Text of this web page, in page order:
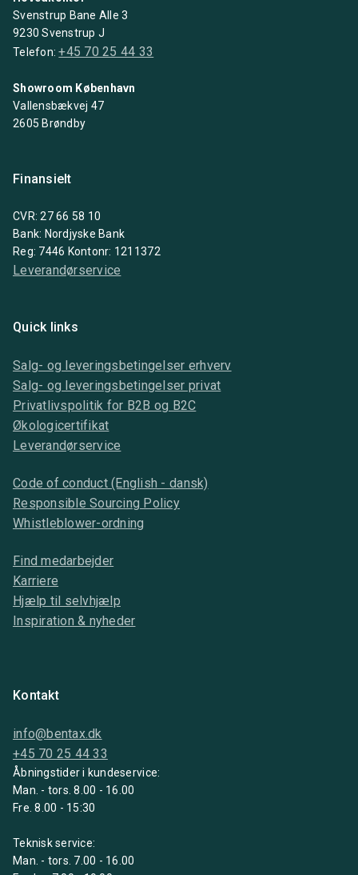
Svenstrup Bane Alle 3
9230 Svenstrup J
Telefon:+45 70 25 44 33
Showroom København
Vallensbækvej 47
2605 Brøndby
Finansielt
CVR: 27 66 58 10
Bank: Nordjyske Bank
Reg: 7446 Kontonr: 1211372
Leverandørservice
Quick links
Salg- og leveringsbetingelser erhverv
Salg- og leveringsbetingelser privat
Privatlivspolitik for B2B og B2C
Økologicertifikat
Leverandørservice
Code of conduct (English - dansk)
Responsible Sourcing Policy
Whistleblower-ordning
Find medarbejder
Karriere
Hjælp til selvhjælp
Inspiration & nyheder
Kontakt
info@bentax.dk
+45 70 25 44 33
Åbningstider i kundeservice:
Man. - tors. 8.00 - 16.00
Fre. 8.00 - 15:30
Teknisk service:
Man. - tors. 7.00 - 16.00